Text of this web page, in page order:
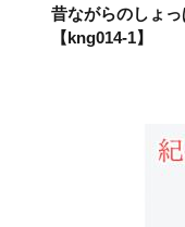
昔ながらのしょ
【kng014-1】